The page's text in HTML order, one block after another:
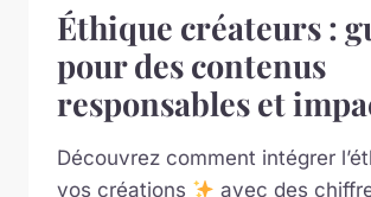
Éthique créateurs :
pour des contenus
responsables et
Découvrez comment intégrer
vos créations
avec des